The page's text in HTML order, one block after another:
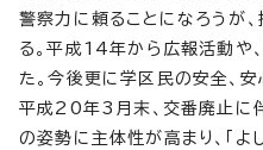
警察力に頼ることになろうが
る。平成14年から広報活動や
た。今後更に学区民の安全、
平成20年3月末、交番廃止に
の姿勢に主体性が高まり、「よ